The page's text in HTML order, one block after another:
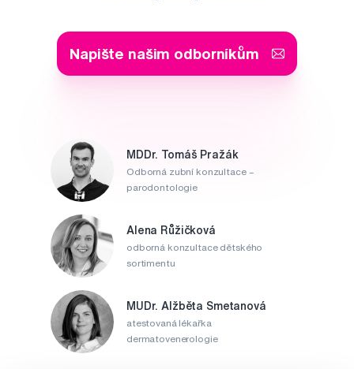
Napište našim odborníkům
MDDr. Tomáš Pražák
Odborná zubní konzultace –
parodontologie
Alena Růžičková
odborná konzultace dětského
sortimentu
MUDr. Alžběta Smetanová
atestovaná lékařka
dermatovenerologie